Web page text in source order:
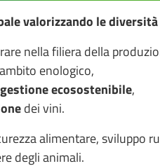
valorizzando le
nella filiera della
enologico,
gestione ecosostenibile,
dei vini.
alimentare, sviluppo
degli animali.